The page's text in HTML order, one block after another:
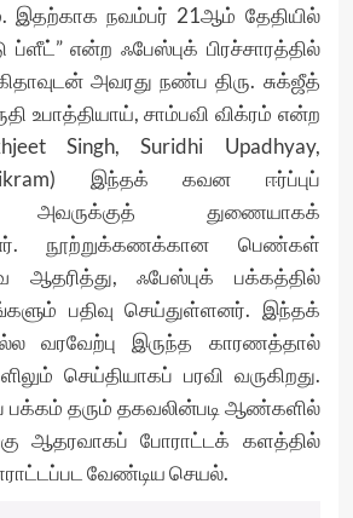
இதற்காக நவம்பர் 21ஆம் தேதியில்
ப்ளீட்” என்ற ஃபேஸ்புக் பிரச்சாரத்தில்
அவரது நண்ப திரு. சுக்ஜீத்
உபாத்தியாய், சாம்பவி விக்ரம் என்ற
Singh, Suridhi Upadhyay,
இந்தக் கவன ஈர்ப்புப்
அவருக்குத் துணையாகக்
நூற்றுக்கணக்கான பெண்கள்
ஆதரித்து, ஃபேஸ்புக் பக்கத்தில்
பதிவு செய்துள்ளனர். இந்தக்
வரவேற்பு இருந்த காரணத்தால்
செய்தியாகப் பரவி வருகிறது.
பக்கம் தரும் தகவலின்படி ஆண்களில்
ஆதரவாகப் போராட்டக் களத்தில்
வேண்டிய செயல்.